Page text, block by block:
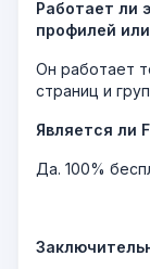
Работает ли
профилей
Он работает
страниц и
Является ли
Да. 100%